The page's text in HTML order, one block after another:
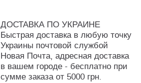
ДОСТАВКА ПО УКРАИНЕ
Быстрая доставка в любую точку
Украины почтовой службой
Новая Почта, адресная доставка
в вашем городе - бесплатно при
сумме заказа от 5000 грн.